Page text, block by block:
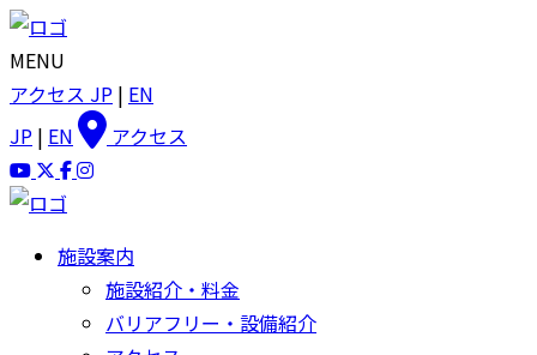
MENU
アクセス JP | EN
JP | EN アクセス
施設案内
施設紹介・料金
バリアフリー・設備紹介